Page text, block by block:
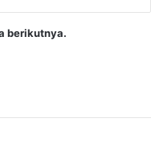
berikutnya.